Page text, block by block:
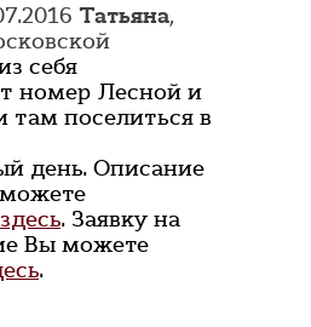
Татьяна,
себя
номер Лесной и
поселиться в
день. Описание
здесь. Заявку на
Вы можете
.